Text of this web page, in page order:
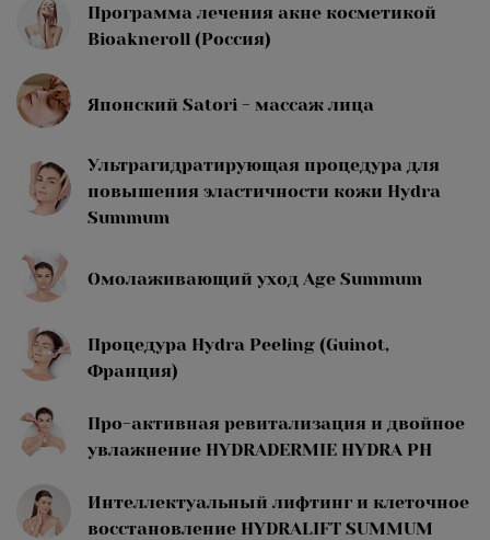
Программа лечения акне косметикой
Bioakneroll (Россия)
Японский Satori - массаж лица
Ультрагидратирующая процедура для
повышения эластичности кожи Hydra
Summum
Омолаживающий уход Age Summum
Процедура Hydra Peeling (Guinot,
Франция)
Про-активная ревитализация и двойное
увлажнение HYDRADERMIE HYDRA PH
Интеллектуальный лифтинг и клеточное
восстановление HYDRALIFT SUMMUM